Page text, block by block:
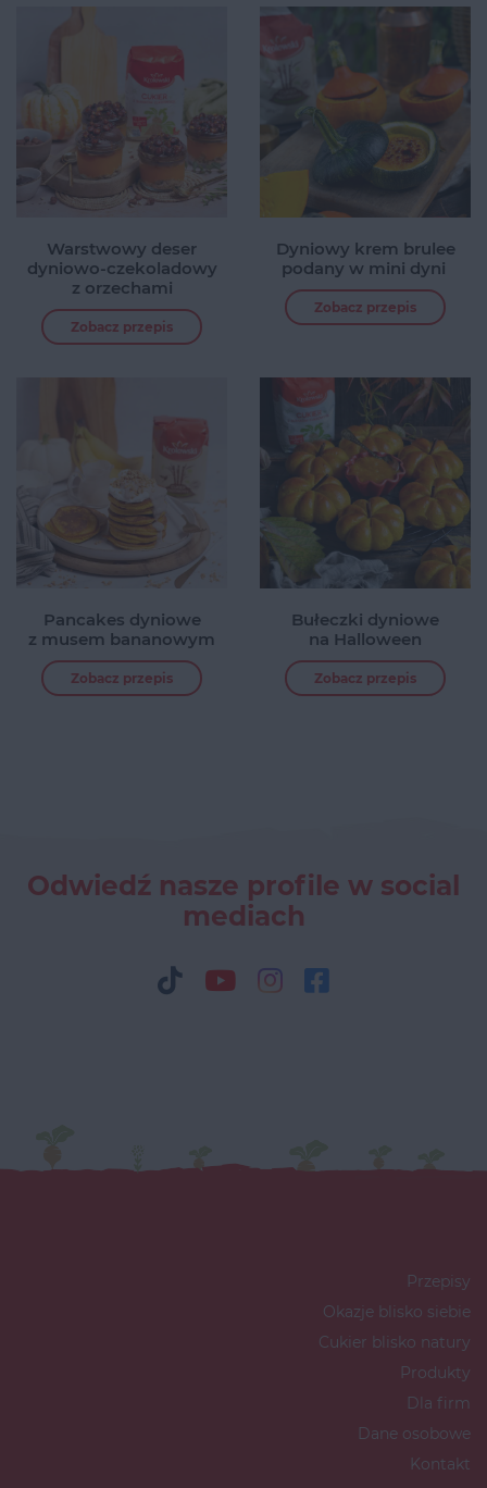
Warstwowy deser
dyniowo-czekoladowy
z orzechami
Zobacz przepis
Dyniowy krem brulee
podany w mini dyni
Zobacz przepis
Pancakes dyniowe
z musem bananowym
Zobacz przepis
Bułeczki dyniowe
na Halloween
Zobacz przepis
Odwiedź nasze profile w social
mediach
Przepisy
Okazje blisko siebie
Cukier blisko natury
Produkty
Dla firm
Dane osobowe
Kontakt